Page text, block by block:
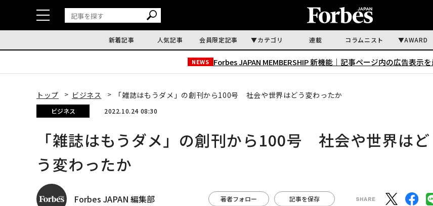
新着記事 人気記事 会員限定記事 カテゴリ 連載 コラムニスト AWARD
NEWS Forbes JAPAN MEMBERSHIP 新機能｜ 記事ページ内の広告表示
トップ ビジネス 「雑誌はもうダメ」の創刊から100号 社会や世界はどう変わったか
ビジネス 2022.10.24 08:30
「雑誌はもうダメ」の創刊から100号 社会や世界はど
う変わったか
Forbes JAPAN 編集部 著者フォロー 記事を保存